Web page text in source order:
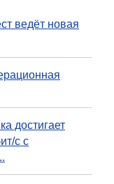
ведёт новая
достигает
с с